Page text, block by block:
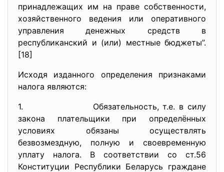
принадлежащих им на праве собственности,
хозяйственного ведения или оперативного
управления денежных средств в
республиканский и (или) местные бюджеты”.
[18]
Исходя изданного определения признаками
налога являются:
1. Обязательность, т.е. в силу
закона плательщики при определённых
условиях обязаны осуществлять
безвозмездную, полную и своевременную
уплату налога. В соответствии со ст.56
Конституции Республики Беларусь граждане